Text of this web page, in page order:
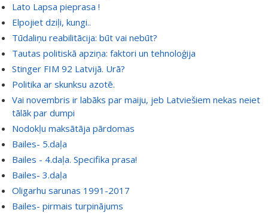
Lato Lapsa pieprasa !
Elpojiet dziļi, kungi..
Tūdaliņu reabilitācija: būt vai nebūt?
Tautas politiskā apziņa: faktori un tehnoloģija
Stinger FIM 92 Latvijā. Urā?
Politika ar skunksu azotē.
Vai novembris ir labāks par maiju, jeb Latviešiem nekas neiet
tālāk par dumpi
Nodokļu maksātāja pārdomas
Bailes- 5.daļa
Bailes - 4.daļa. Specifika prasa!
Bailes- 3.daļa
Oligarhu sarunas 1991-2017
Bailes- pirmais turpinājums